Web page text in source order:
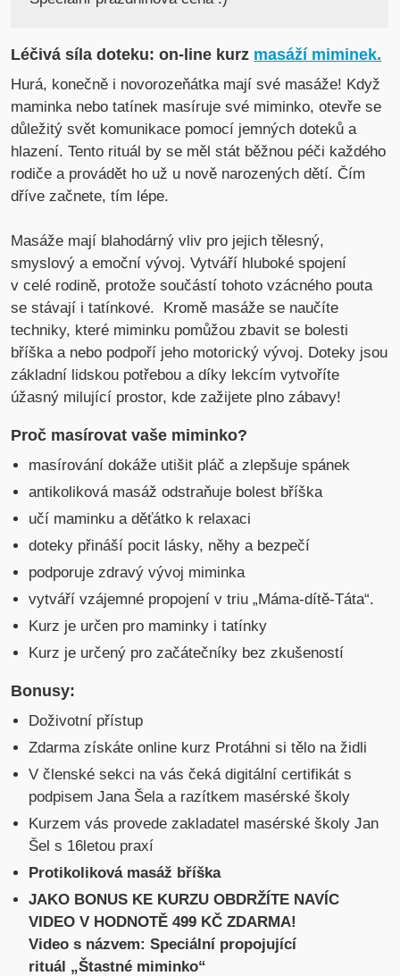
Léčivá síla doteku: on-line kurz masáží miminek.
Hurá, konečně i novorozeňátka mají své masáže! Když
maminka nebo tatínek masíruje své miminko, otevře se
důležitý svět komunikace pomocí jemných doteků a
hlazení. Tento rituál by se měl stát běžnou péči každého
rodiče a provádět ho už u nově narozených dětí. Čím
dříve začnete, tím lépe.
Masáže mají blahodárný vliv pro jejich tělesný,
smyslový a emoční vývoj. Vytváří hluboké spojení
v celé rodině, protože součástí tohoto vzácného pouta
se stávají i tatínkové. Kromě masáže se naučíte
techniky, které miminku pomůžou zbavit se bolesti
bříška a nebo podpoří jeho motorický vývoj. Doteky jsou
základní lidskou potřebou a díky lekcím vytvoříte
úžasný milující prostor, kde zažijete plno zábavy!
Proč masírovat vaše miminko?
masírování dokáže utišit pláč a zlepšuje spánek
antikoliková masáž odstraňuje bolest bříška
učí maminku a děťátko k relaxaci
doteky přináší pocit lásky, něhy a bezpečí
podporuje zdravý vývoj miminka
vytváří vzájemné propojení v triu „Máma-dítě-Táta“.
Kurz je určen pro maminky i tatínky
Kurz je určený pro začátečníky bez zkušeností
Bonusy:
Doživotní přístup
Zdarma získáte online kurz Protáhni si tělo na židli
V členské sekci na vás čeká digitální certifikát s
podpisem Jana Šela a razítkem masérské školy
Kurzem vás provede zakladatel masérské školy Jan
Šel s 16letou praxí
Protikoliková masáž bříška
JAKO BONUS KE KURZU OBDRŽÍTE NAVÍC
VIDEO V HODNOTĚ 499 KČ ZDARMA!
Video s názvem: Speciální propojující
rituál „Štastné miminko“